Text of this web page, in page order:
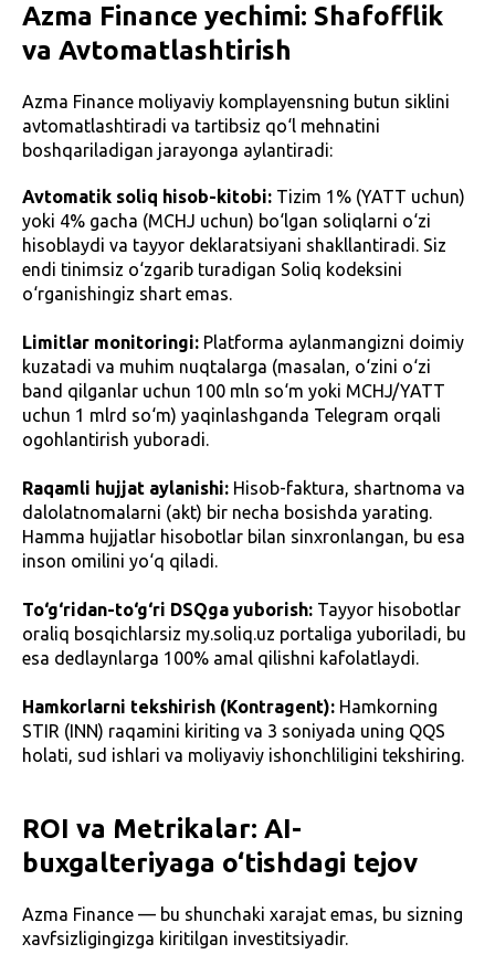
Azma Finance yechimi: Shafofflik
va Avtomatlashtirish
Azma Finance moliyaviy komplayensning butun siklini
avtomatlashtiradi va tartibsiz qo‘l mehnatini
boshqariladigan jarayonga aylantiradi:
Avtomatik soliq hisob-kitobi: Tizim 1% (YATT uchun)
yoki 4% gacha (MCHJ uchun) bo‘lgan soliqlarni o‘zi
hisoblaydi va tayyor deklaratsiyani shakllantiradi. Siz
endi tinimsiz o‘zgarib turadigan Soliq kodeksini
o‘rganishingiz shart emas.
Limitlar monitoringi: Platforma aylanmangizni doimiy
kuzatadi va muhim nuqtalarga (masalan, o‘zini o‘zi
band qilganlar uchun 100 mln so‘m yoki MCHJ/YATT
uchun 1 mlrd so‘m) yaqinlashganda Telegram orqali
ogohlantirish yuboradi.
Raqamli hujjat aylanishi: Hisob-faktura, shartnoma va
dalolatnomalarni (akt) bir necha bosishda yarating.
Hamma hujjatlar hisobotlar bilan sinxronlangan, bu esa
inson omilini yo‘q qiladi.
To‘g‘ridan-to‘g‘ri DSQga yuborish: Tayyor hisobotlar
oraliq bosqichlarsiz my.soliq.uz portaliga yuboriladi, bu
esa dedlaynlarga 100% amal qilishni kafolatlaydi.
Hamkorlarni tekshirish (Kontragent): Hamkorning
STIR (INN) raqamini kiriting va 3 soniyada uning QQS
holati, sud ishlari va moliyaviy ishonchliligini tekshiring.
ROI va Metrikalar: AI-
buxgalteriyaga o‘tishdagi tejov
Azma Finance — bu shunchaki xarajat emas, bu sizning
xavfsizligingizga kiritilgan investitsiyadir.